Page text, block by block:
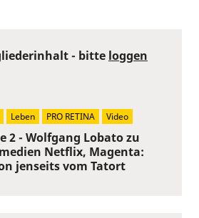
2 - Wolfgang Lobato zu
Netflix, Magenta:
jenseits vom Tatort
- bitte loggen
Leben PRO RETINA Video